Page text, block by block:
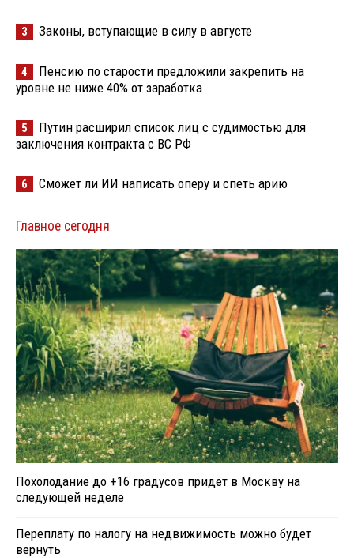
3 Законы, вступающие в силу в августе
4
Пенсию по старости предложили закрепить на
уровне не ниже 40% от заработка
5
Путин расширил список лиц с судимостью для
заключения контракта с ВС РФ
6 Сможет ли ИИ написать оперу и спеть арию
Главное сегодня
Похолодание до +16 градусов придет в Москву на
следующей неделе
Переплату по налогу на недвижимость можно будет
вернуть